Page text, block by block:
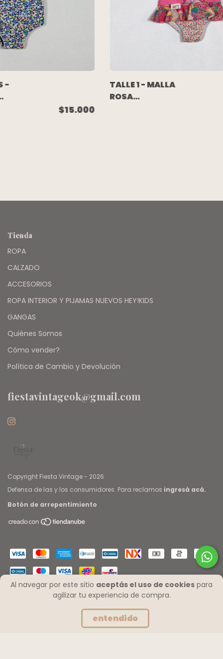
Al navegar por este sitio aceptás el uso de cookies para
agilizar tu experiencia de compra.
entendido
-
$15.000
TALLE 1 - MALLA
ROSA
Tienda
ROPA
CALZADO
ACCESORIOS
ROPA INTERIOR Y PIJAMAS NUEVOS HEY!KIDS
GANGAS
Quiénes Somos
Cómo vender?
Política de Cambio y Devolución
fiestavintageok@gmail.com
Copyright Fiesta Vintage - 2026
Defensa de las y los consumidores. Para reclamos ingresá acá.
Botón de arrepentimiento